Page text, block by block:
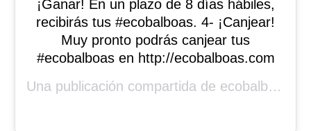
¡Ganar! En un plazo de 8 días hábiles,
recibirás tus #ecobalboas. 4- ¡Canjear!
Muy pronto podrás canjear tus
#ecobalboas en http://ecobalboas.com
Una publicación compartida de ecobalboas